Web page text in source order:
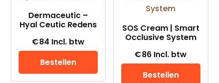
Dermaceutic –
Hyal Ceutic Redens
€84 Incl. btw
Bestellen
SOS Cream | Smart
Occlusive System
€86 Incl. btw
Bestellen